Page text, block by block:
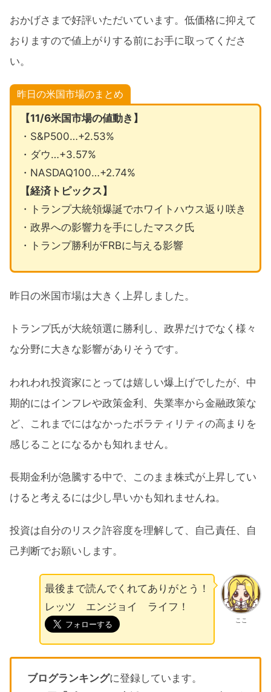
おかげさまで好評いただいています。低価格に抑えて
おりますので値上がりする前にお手に取ってくださ
い。
昨日の米国市場のまとめ
【11/6米国市場の値動き】
・S&P500…+2.53%
・ダウ…+3.57%
・NASDAQ100…+2.74%
【経済トピックス】
・トランプ大統領爆誕でホワイトハウス返り咲き
・政界への影響力を手にしたマスク氏
・トランプ勝利がFRBに与える影響
昨日の米国市場は大きく上昇しました。
トランプ氏が大統領選に勝利し、政界だけでなく様々
な分野に大きな影響がありそうです。
われわれ投資家にとっては嬉しい爆上げでしたが、中
期的にはインフレや政策金利、失業率から金融政策な
ど、これまでにはなかったボラティリティの高まりを
感じることになるかも知れません。
長期金利が急騰する中で、このまま株式が上昇してい
けると考えるには少し早いかも知れませんね。
投資は自分のリスク許容度を理解して、自己責任、自
己判断でお願いします。
ここ
最後まで読んでくれてありがとう！
レッツ エンジョイ ライフ！
ブログランキングに登録しています。